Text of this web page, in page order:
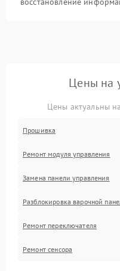
Цены на
Цены актуальны
Прошивка
Ремонт модуля управления
Замена панели управления
Разблокировка варочной
Ремонт переключателя
Ремонт сенсора